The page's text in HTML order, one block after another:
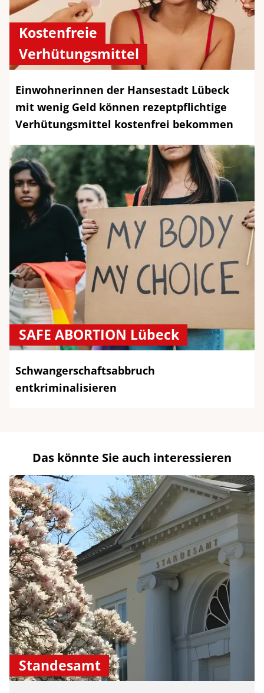
Kostenfreie
Verhütungsmittel
Einwohnerinnen der Hansestadt Lübeck
mit wenig Geld können rezeptpflichtige
Verhütungsmittel kostenfrei bekommen
SAFE ABORTION Lübeck
Schwangerschaftsabbruch
entkriminalisieren
Das könnte Sie auch interessieren
Standesamt